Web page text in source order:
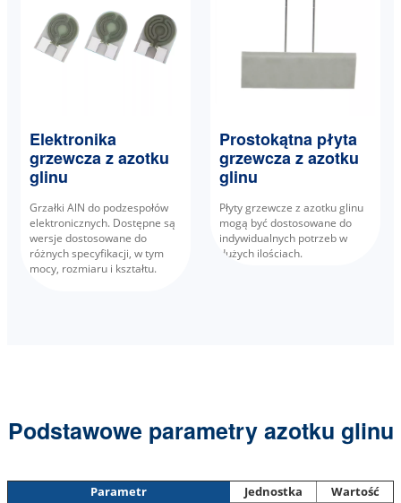
Elektronika
grzewcza z azotku
glinu
Grzałki AlN do podzespołów
elektronicznych. Dostępne są
wersje dostosowane do
różnych specyfikacji, w tym
mocy, rozmiaru i kształtu.
Prostokątna płyta
grzewcza z azotku
glinu
Płyty grzewcze z azotku glinu
mogą być dostosowane do
indywidualnych potrzeb w
dużych ilościach.
Podstawowe parametry azotku glinu
Parametr Jednostka
Wartość